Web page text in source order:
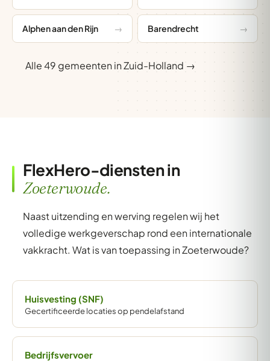
Alphen aan den Rijn Barendrecht
Alle 49 gemeenten in Zuid-Holland →
FlexHero-diensten in
Zoeterwoude.
Naast uitzending en werving regelen wij het
volledige werkgeverschap rond een internationale
vakkracht. Wat is van toepassing in Zoeterwoude?
Huisvesting (SNF)
Gecertificeerde locaties op pendelafstand
Bedrijfsvervoer